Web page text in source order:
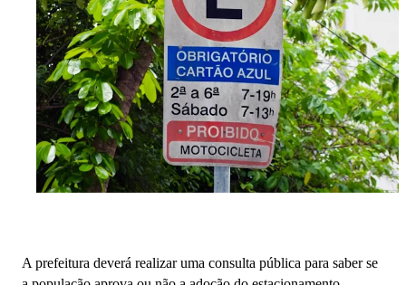
A prefeitura deverá realizar uma consulta pública para saber se